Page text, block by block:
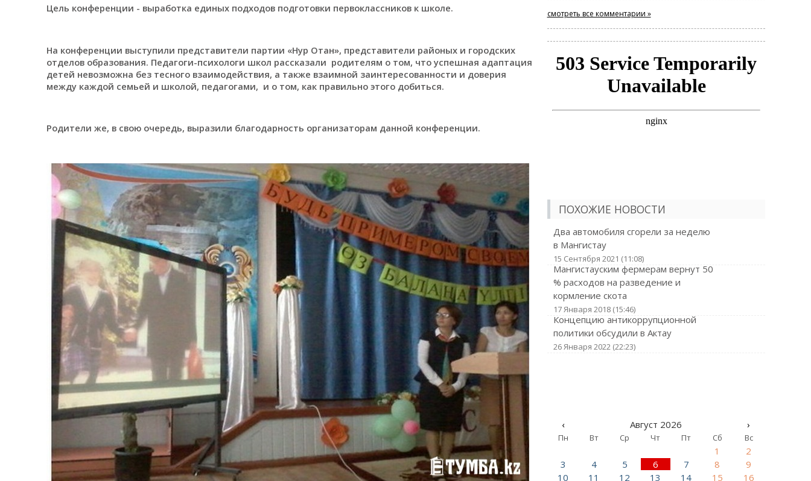
Цель конференции - выработка единых подходов подготовки первоклассников к школе.
На конференции выступили представители партии «Нур Отан», представители районых и городских
отделов образования. Педагоги-психологи школ рассказали родителям о том, что успешная адаптация
детей невозможна без тесного взаимодействия, а также взаимной заинтересованности и доверия
между каждой семьей и школой, педагогами, и о том, как правильно этого добиться.
Родители же, в свою очередь, выразили благодарность организаторам данной конференции.
смотреть все комментарии »
ПОХОЖИЕ НОВОСТИ
Два автомобиля сгорели за неделю
в Мангистау
15 Сентября 2021 (11:08)
Мангистауским фермерам вернут 50
% расходов на разведение и
кормление скота
17 Января 2018 (15:46)
Концепцию антикоррупционной
политики обсудили в Актау
26 Января 2022 (22:23)
‹ Август 2026 ›
Пн Вт Ср Чт Пт Сб Вс
1
2
3
4 5 6 7 8
9
10
11 12 13 14 15
16